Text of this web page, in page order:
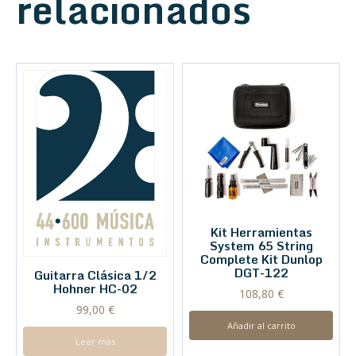
Guitarra Clásica 1/2
Hohner HC-02
99,00 €
Leer más
Kit Herramientas
System 65 String
Complete Kit Dunlop
DGT-122
108,80 €
Añadir al carrito